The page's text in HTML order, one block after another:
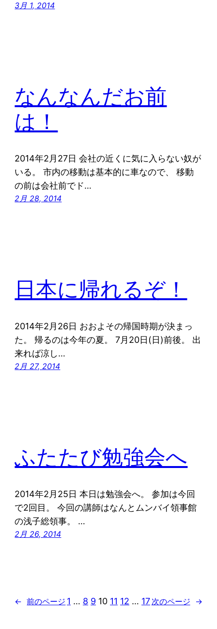
3月 1, 2014
なんなんだお前
は！
2014年2月27日 会社の近くに気に入らない奴が
いる。 市内の移動は基本的に車なので、 移動
の前は会社前でド…
2月 28, 2014
日本に帰れるぞ！
2014年2月26日 おおよその帰国時期が決まっ
た。 帰るのは今年の夏。 7月20日(日)前後。 出
来れば涼し…
2月 27, 2014
ふたたび勉強会へ
2014年2月25日 本日は勉強会へ。 参加は今回
で2回目。 今回の講師はなんとムンバイ領事館
の浅子総領事。 …
2月 26, 2014
← 前のページ 1 … 8 9 10 11 12 … 17 次のページ →